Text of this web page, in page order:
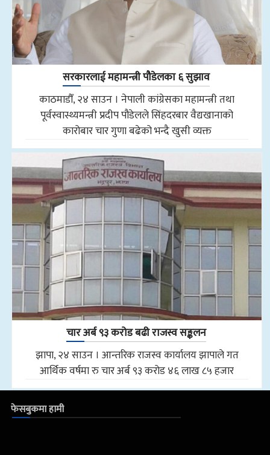
सरकारलाई महामन्त्री पौडेलका ६ सुझाव
काठमाडौँ, २४ साउन । नेपाली कांग्रेसका महामन्त्री तथा
पूर्वस्वास्थ्यमन्त्री प्रदीप पौडेलले सिंहदरबार वैद्यखानाको
कारोबार चार गुणा बढेको भन्दै खुसी व्यक्त
चार अर्ब ९३ करोड बढी राजस्व सङ्कलन
झापा, २४ साउन । आन्तरिक राजस्व कार्यालय झापाले गत
आर्थिक वर्षमा रु चार अर्ब ९३ करोड ४६ लाख ८५ हजार
फेसबुकमा हामी